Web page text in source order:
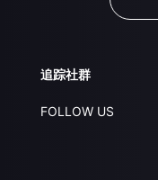
追踪社群
FOLLOW US